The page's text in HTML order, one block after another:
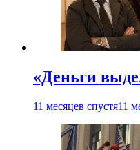
«Деньги
11 месяцев спустя11